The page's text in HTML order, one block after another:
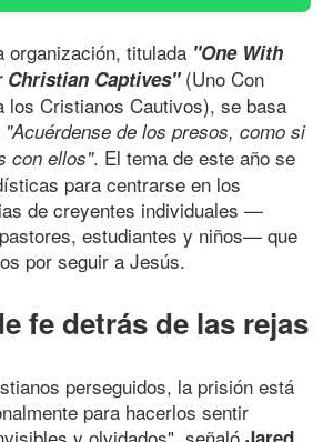
organización, titulada "One With
Christian Captives"(Uno Con
los Cristianos Cautivos), se basa
"Acuérdense de los presos, como si
con ellos". El tema de este año se
para centrarse en los
de creyentes individuales —
estudiantes y niños— que
por seguir a Jesús.
fe detrás de las rejas
perseguidos, la prisión está
para hacerlos sentir